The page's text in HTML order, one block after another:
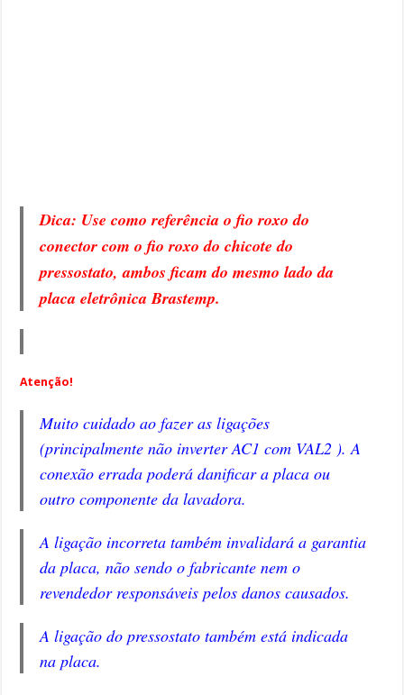
Dica: Use como referência o fio roxo do
conector com o fio roxo do chicote do
pressostato, ambos ficam do mesmo lado da
placa eletrônica Brastemp.
Atenção!
Muito cuidado ao fazer as ligações
(principalmente não inverter AC1 com VAL2 ). A
conexão errada poderá danificar a placa ou
outro componente da lavadora.
A ligação incorreta também invalidará a garantia
da placa, não sendo o fabricante nem o
revendedor responsáveis pelos danos causados.
A ligação do pressostato também está indicada
na placa.